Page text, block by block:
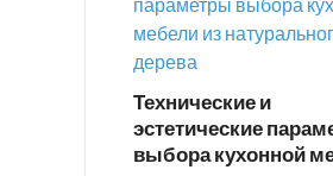
Технические и
эстетические
выбора кухонной